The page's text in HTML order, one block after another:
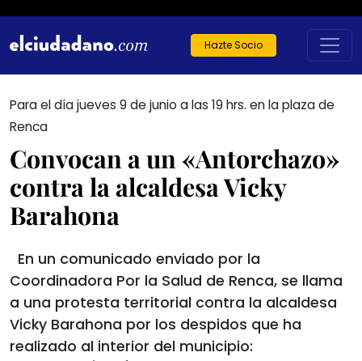
Hazte Socio
Para el día jueves 9 de junio a las 19 hrs. en la plaza de
Renca
Convocan a un «Antorchazo»
contra la alcaldesa Vicky
Barahona
En un comunicado enviado por la
Coordinadora Por la Salud de Renca, se llama
a una protesta territorial contra la alcaldesa
Vicky Barahona por los despidos que ha
realizado al interior del municipio: